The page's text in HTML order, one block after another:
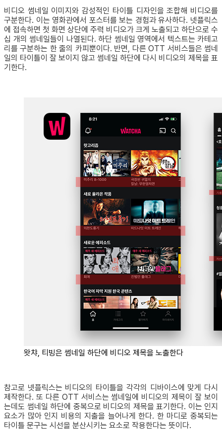
비디오 썸네일 이미지와 감성적인 타이틀 디자인을 조합해 비디오를
구분한다. 이는 영화관에서 포스터를 보는 경험과 유사하다. 넷플릭스
에 접속하면 첫 화면 상단에 주력 비디오가 크게 노출되고 하단으로 수
십 개의 썸네일들이 나열된다. 하단 썸네일 영역에서 텍스트는 카테고
리를 구분하는 한 줄의 카피뿐이다. 반면, 다른 OTT 서비스들은 썸네
일의 타이틀이 잘 보이지 않고 썸네일 하단에 다시 비디오의 제목을 표
기한다.
왓챠, 티빙은 썸네일 하단에 비디오 제목을 노출한다
참고로 넷플릭스는 비디오의 타이틀을 각각의 디바이스에 맞게 다시
제작한다. 또 다른 OTT 서비스는 썸네일에 비디오의 제목이 잘 보이
는데도 썸네일 하단에 중복으로 비디오의 제목을 표기한다. 이는 인지
요소가 많아 인지 비용의 지출을 늘어나게 한다. 한 마디로 중복되는
타이틀 문구는 시선을 분산시키는 요소로 작용한다는 뜻이다.